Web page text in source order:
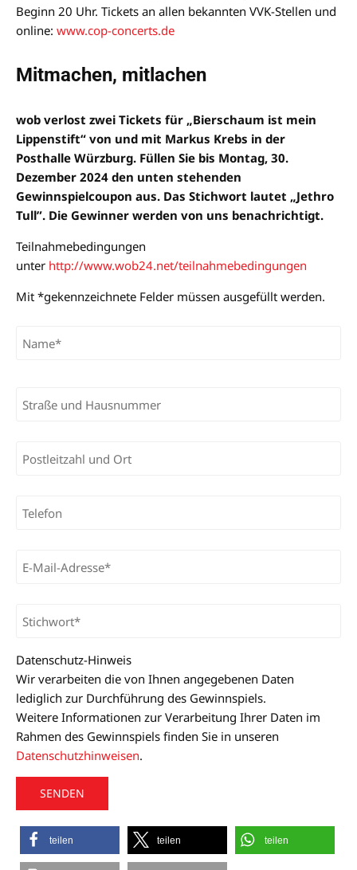
Beginn 20 Uhr. Tickets an allen bekannten VVK-Stellen und
online: www.cop-concerts.de
Mitmachen, mitlachen
wob verlost zwei Tickets für „Bierschaum ist mein
Lippenstift“ von und mit Markus Krebs in der
Posthalle Würzburg. Füllen Sie bis Montag, 30.
Dezember 2024 den unten stehenden
Gewinnspielcoupon aus. Das Stichwort lautet „Jethro
Tull”. Die Gewinner werden von uns benachrichtigt.
Teilnahmebedingungen
unter http://www.wob24.net/teilnahmebedingungen
Mit *gekennzeichnete Felder müssen ausgefüllt werden.
Datenschutz-Hinweis
Wir verarbeiten die von Ihnen angegebenen Daten
lediglich zur Durchführung des Gewinnspiels.
Weitere Informationen zur Verarbeitung Ihrer Daten im
Rahmen des Gewinnspiels finden Sie in unseren
Datenschutzhinweisen.
teilen teilen teilen